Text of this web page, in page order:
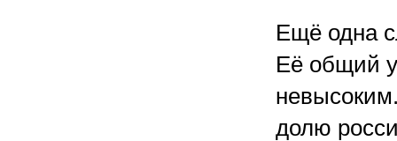
Ещё одна
Её общий
долю